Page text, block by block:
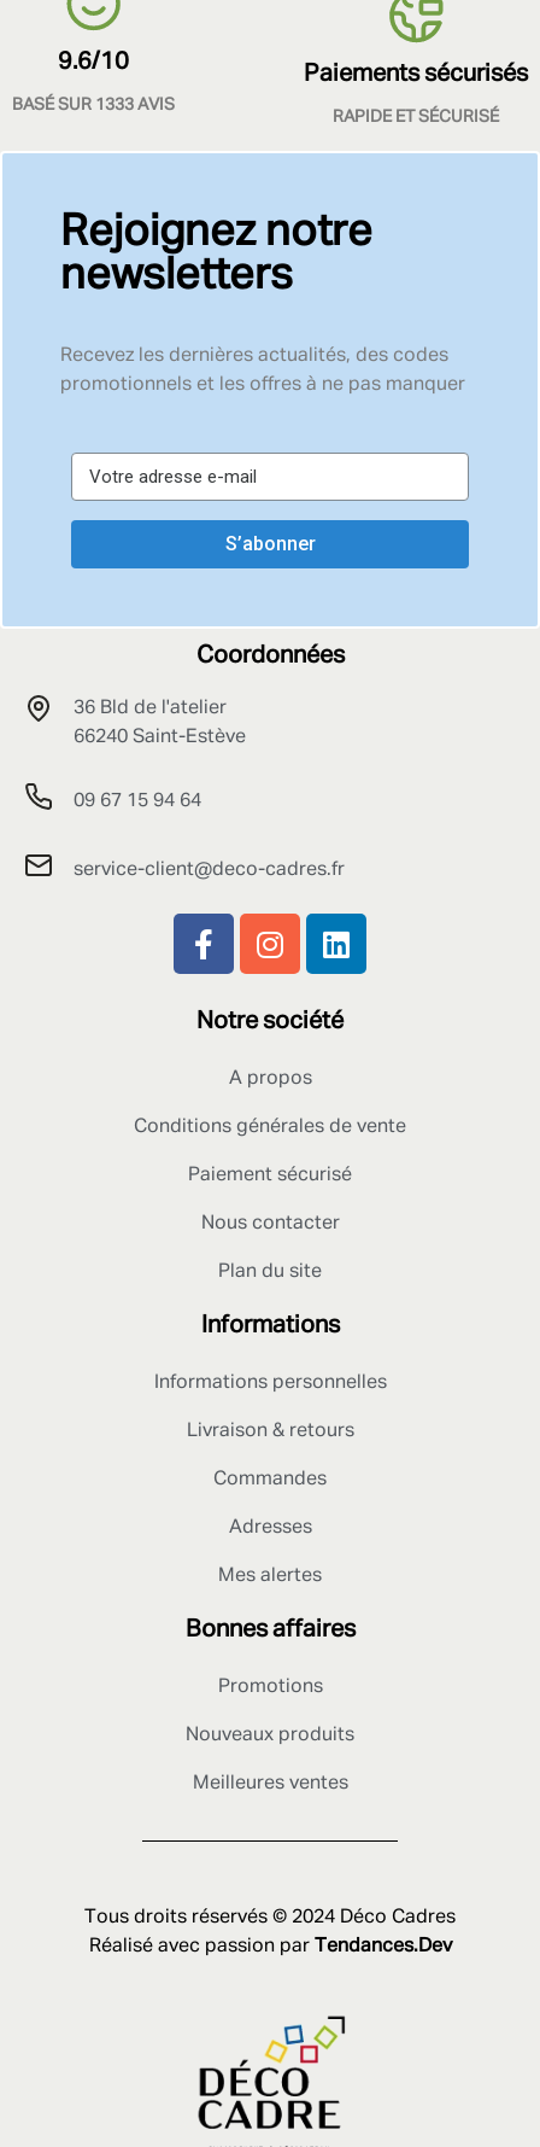
9.6/10
BASÉ SUR 1333 AVIS
Paiements sécurisés
RAPIDE ET SÉCURISÉ
Rejoignez notre
newsletters
Recevez les dernières actualités, des codes
promotionnels et les offres à ne pas manquer
S’abonner
Coordonnées
36 Bld de l'atelier
66240 Saint-Estève
09 67 15 94 64
service-client@deco-cadres.fr
Notre société
A propos
Conditions générales de vente
Paiement sécurisé
Nous contacter
Plan du site
Informations
Informations personnelles
Livraison & retours
Commandes
Adresses
Mes alertes
Bonnes affaires
Promotions
Nouveaux produits
Meilleures ventes
Tous droits réservés © 2024 Déco Cadres
Réalisé avec passion par Tendances.Dev